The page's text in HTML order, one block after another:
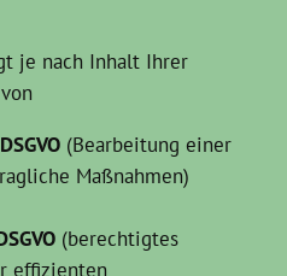
je nach Inhalt Ihrer
(Bearbeitung einer
Maßnahmen)
(berechtigtes
effizienten